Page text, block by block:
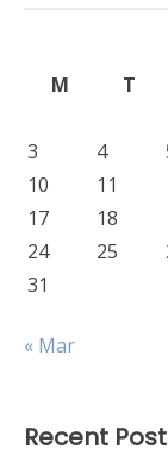
M
T
3
4
10
11
17
18
24
25
31
« Mar
Recent